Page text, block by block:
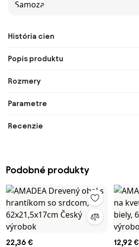
História cien
Popis produktu
Rozmery
Parametre
Recenzie
Podobné produkty
22,36 € 12,92 €